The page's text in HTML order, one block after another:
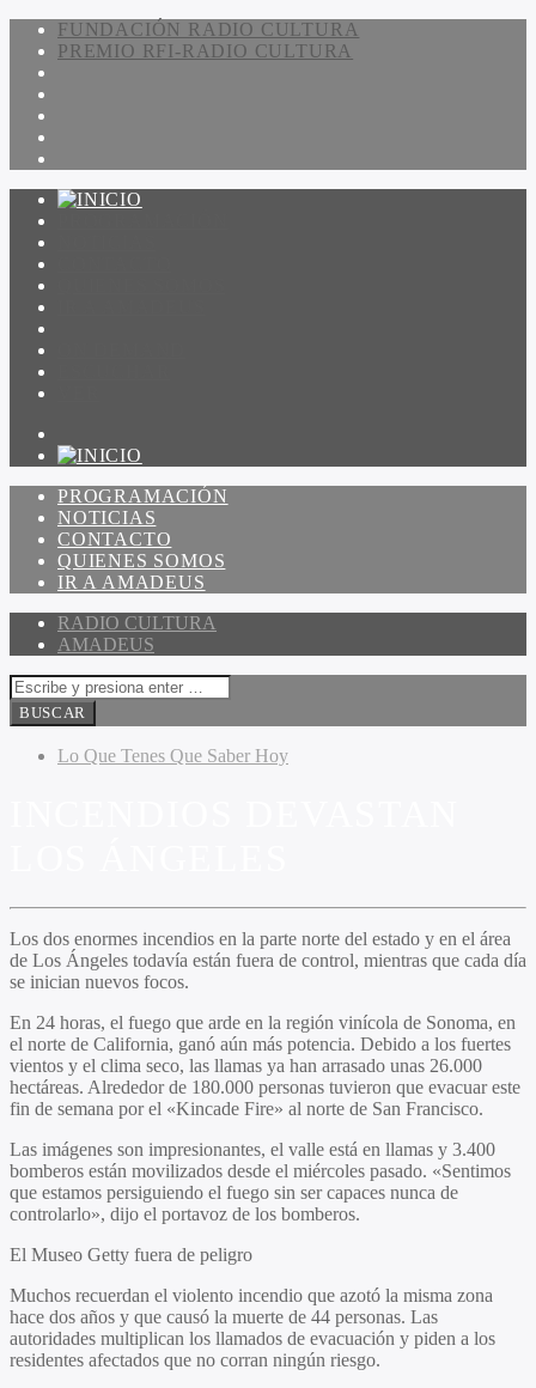
FUNDACIÓN RADIO CULTURA
PREMIO RFI-RADIO CULTURA
PROGRAMACIÓN
NOTICIAS
CONTACTO
QUIENES SOMOS
IR A AMADEUS
RADIO CULTURA
AMADEUS
Lo Que Tenes Que Saber Hoy
Los dos enormes incendios en la parte norte del estado y en el área
de Los Ángeles todavía están fuera de control, mientras que cada día
se inician nuevos focos.
En 24 horas, el fuego que arde en la región vinícola de Sonoma, en
el norte de California, ganó aún más potencia. Debido a los fuertes
vientos y el clima seco, las llamas ya han arrasado unas 26.000
hectáreas. Alrededor de 180.000 personas tuvieron que evacuar este
fin de semana por el «Kincade Fire» al norte de San Francisco.
Las imágenes son impresionantes, el valle está en llamas y 3.400
bomberos están movilizados desde el miércoles pasado. «Sentimos
que estamos persiguiendo el fuego sin ser capaces nunca de
controlarlo», dijo el portavoz de los bomberos.
El Museo Getty fuera de peligro
Muchos recuerdan el violento incendio que azotó la misma zona
hace dos años y que causó la muerte de 44 personas. Las
autoridades multiplican los llamados de evacuación y piden a los
residentes afectados que no corran ningún riesgo.